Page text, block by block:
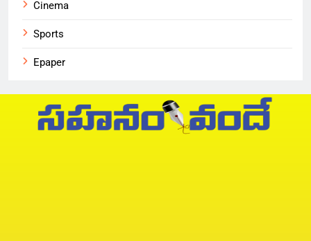
Cinema
Sports
Epaper